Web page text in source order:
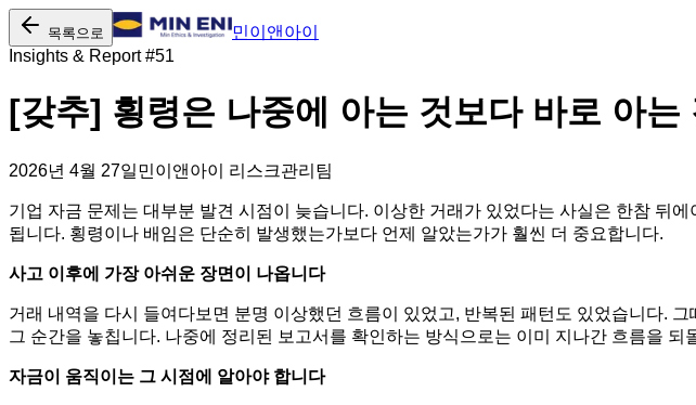
목록으로
민이앤아이
Insights & Report #51
[갖추] 횡령은 나중에 아는 것보다 바로 아는
2026년 4월 27일민이앤아이 리스크관리팀
기업 자금 문제는 대부분 발견 시점이 늦습니다. 이상한 거래가 있었다는 사실은 한참 뒤
됩니다. 횡령이나 배임은 단순히 발생했는가보다 언제 알았는가가 훨씬 더 중요합니다.
사고 이후에 가장 아쉬운 장면이 나옵니다
거래 내역을 다시 들여다보면 분명 이상했던 흐름이 있었고, 반복된 패턴도 있었습니다.
그 순간을 놓칩니다. 나중에 정리된 보고서를 확인하는 방식으로는 이미 지나간 흐름을 되
자금이 움직이는 그 시점에 알아야 합니다